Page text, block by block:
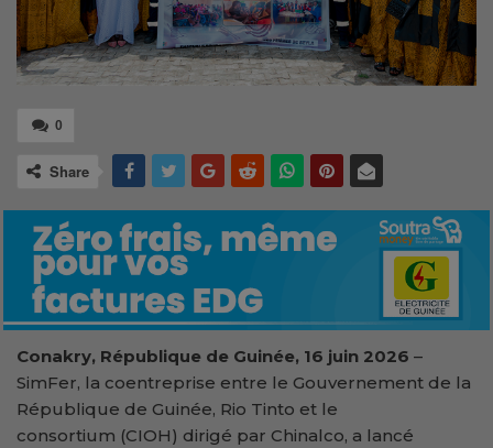
0
Share
Conakry, République de Guinée, 16 juin 2026 –
SimFer, la coentreprise entre le Gouvernement de la
République de Guinée, Rio Tinto et le
consortium (CIOH) dirigé par Chinalco, a lancé